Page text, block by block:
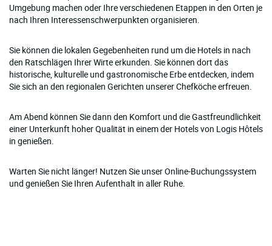
Umgebung machen oder Ihre verschiedenen Etappen in den Orten je
nach Ihren Interessenschwerpunkten organisieren.
Sie können die lokalen Gegebenheiten rund um die Hotels in nach
den Ratschlägen Ihrer Wirte erkunden. Sie können dort das
historische, kulturelle und gastronomische Erbe entdecken, indem
Sie sich an den regionalen Gerichten unserer Chefköche erfreuen.
Am Abend können Sie dann den Komfort und die Gastfreundlichkeit
einer Unterkunft hoher Qualität in einem der Hotels von Logis Hôtels
in genießen.
Warten Sie nicht länger! Nutzen Sie unser Online-Buchungssystem
und genießen Sie Ihren Aufenthalt in aller Ruhe.